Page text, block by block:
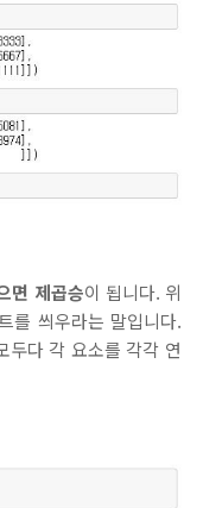
면 제곱승이 됩니다. 위
를 씌우라는 말입니다.
다 각 요소를 각각 연